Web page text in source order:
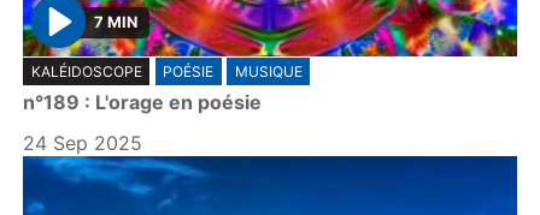
P
l
a
y
7 MIN
KALÉIDOSCOPE POÉSIE MUSIQUE
n°189 : L'orage en poésie
24 Sep 2025